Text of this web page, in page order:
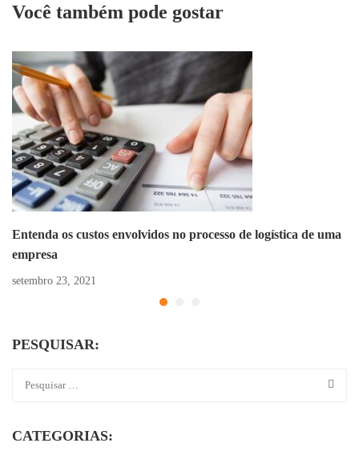
Você também pode gostar
Entenda os custos envolvidos no processo de logística de uma
empresa
setembro 23, 2021
PESQUISAR:
CATEGORIAS: